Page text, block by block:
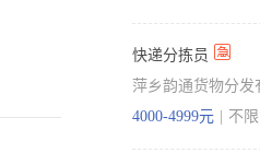
快递分拣员
萍乡韵通货物分发
4000-4999元
不限